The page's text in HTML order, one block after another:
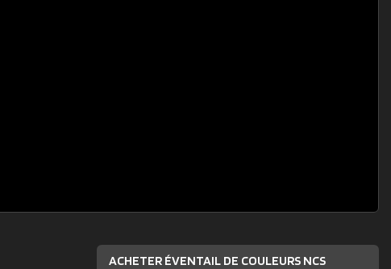
ACHETER ÉVENTAIL DE COULEURS NCS